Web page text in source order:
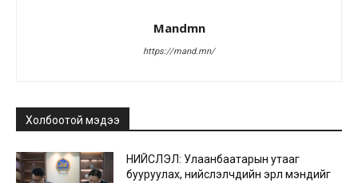
Mandmn
https://mand.mn/
Холбоотой мэдээ
НИЙСЛЭЛ: Улаанбаатарын утааг
бууруулах, нийслэлчүүдийн эрүүл мэндийг